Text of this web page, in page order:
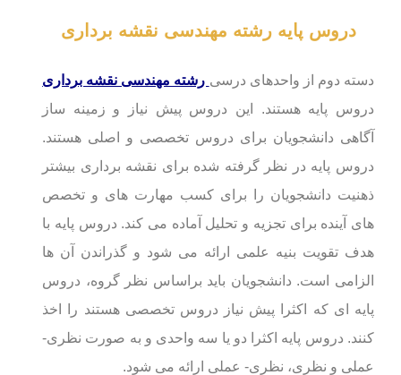
دروس پایه رشته مهندسی نقشه برداری
دسته دوم از واحدهای درسی رشته مهندسی نقشه برداری
دروس پایه هستند. این دروس پیش نیاز و زمینه ساز
آگاهی دانشجویان برای دروس تخصصی و اصلی هستند.
دروس پایه در نظر گرفته شده برای نقشه برداری بیشتر
ذهنیت دانشجویان را برای کسب مهارت های و تخصص
های آینده برای تجزیه و تحلیل آماده می کند. دروس پایه با
هدف تقویت بنیه علمی ارائه می شود و گذراندن آن ها
الزامی است. دانشجویان باید براساس نظر گروه، دروس
پایه ای که اکثرا پیش نیاز دروس تخصصی هستند را اخذ
کنند. دروس پایه اکثرا دو یا سه واحدی و به صورت نظری-
عملی و نظری، نظری- عملی ارائه می شود.